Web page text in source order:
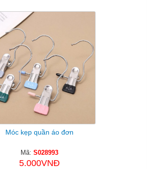
Móc kẹp quần áo đơn
Mã: S028993
5.000VNĐ